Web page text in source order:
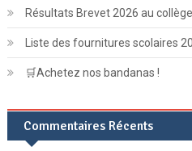
Résultats Brevet 2026 au
Liste des fournitures scolaires
🛒Achetez nos bandanas !
Commentaires Récents